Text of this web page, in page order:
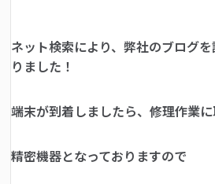
ネット検索により、弊社のブログ
りました！
端末が到着しましたら、修理作業
精密機器となっておりますので